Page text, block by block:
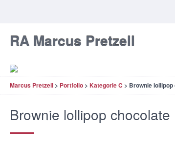
RA Marcus Pretzell
Marcus Pretzell > Portfolio > Kategorie C > Brownie
Brownie lollipop chocolate